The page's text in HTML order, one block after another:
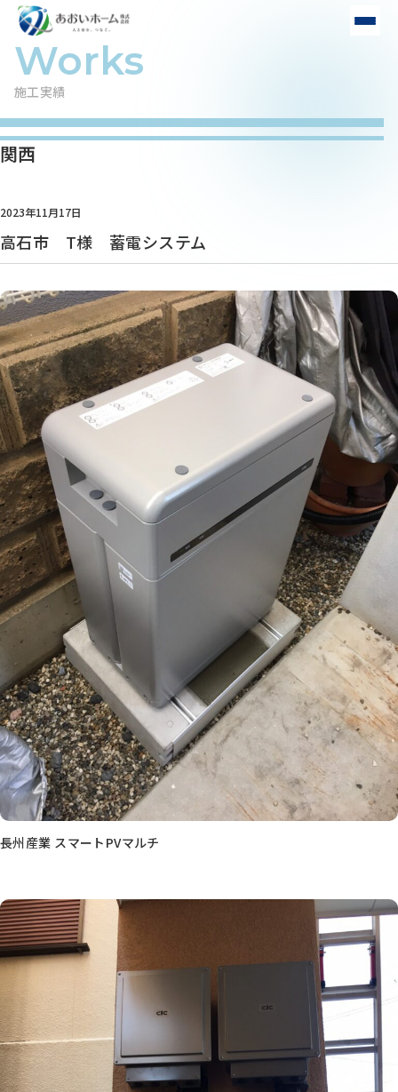
施工実績
関西
2023年11月17日
高石市 T様 蓄電システム
長州産業 スマートPVマルチ